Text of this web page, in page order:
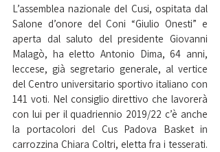
L’assemblea nazionale del Cusi, ospitata dal
Salone d’onore del Coni “Giulio Onesti” e
aperta dal saluto del presidente Giovanni
Malagò, ha eletto Antonio Dima, 64 anni,
leccese, già segretario generale, al vertice
del Centro universitario sportivo italiano con
141 voti. Nel consiglio direttivo che lavorerà
con lui per il quadriennio 2019/22 c’è anche
la portacolori del Cus Padova Basket in
carrozzina Chiara Coltri, eletta fra i tesserati.